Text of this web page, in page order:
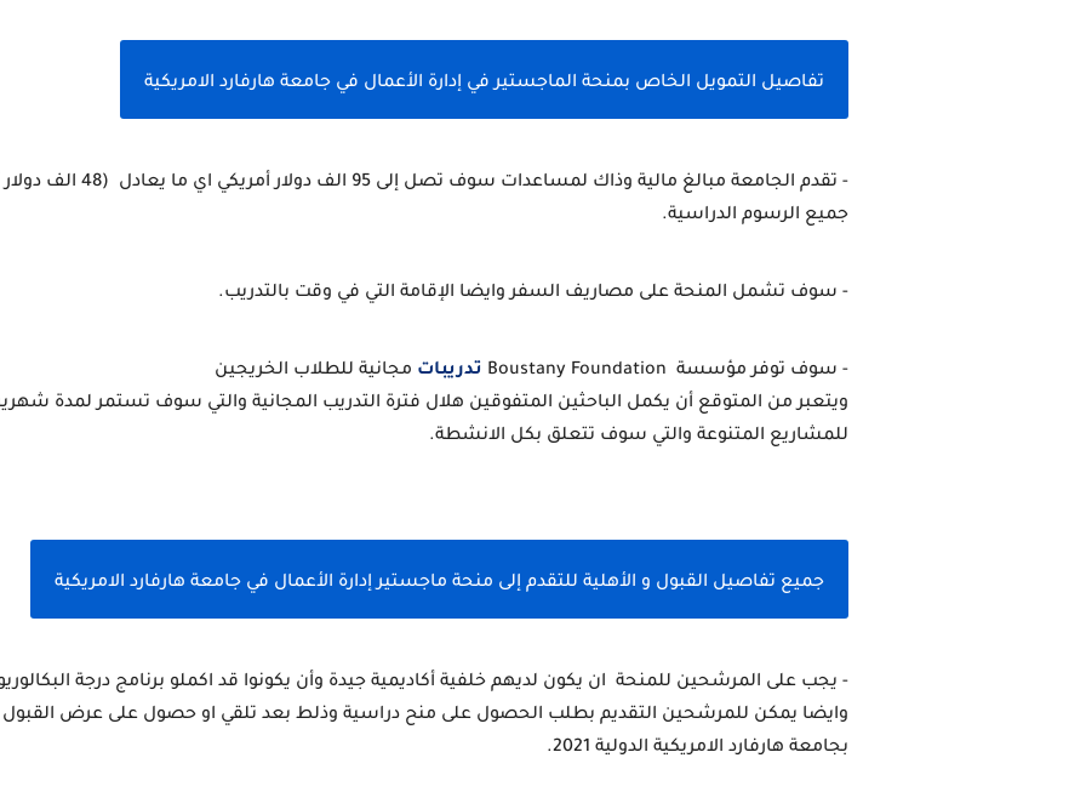
تفاصيل التمويل الخاص بمنحة الماجستير في إدارة الأعمال في جامعة هارفارد الامريكية
جميع الرسوم الدراسية.
- سوف تشمل المنحة على مصاريف السفر وايضا الإقامة التي في وقت بالتدريب.
- سوف توفر مؤسسة  Boustany Foundation تدريبات مجانية للطلاب الخريجين
للمشاريع المتنوعة والتي سوف تتعلق بكل الانشطة.
جميع تفاصيل القبول و الأهلية للتقدم إلى منحة ماجستير إدارة الأعمال في جامعة هارفارد الامريكية
بجامعة هارفارد الامريكية الدولية 2021.